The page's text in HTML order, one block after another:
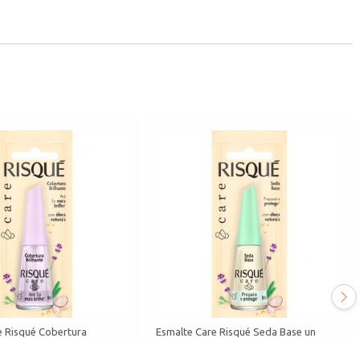
Risqué Cobertura
Esmalte Care Risqué Seda Base un